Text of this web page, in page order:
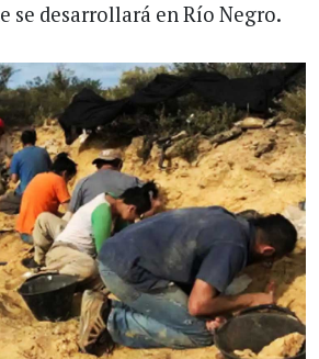
se desarrollará en Río Negro.